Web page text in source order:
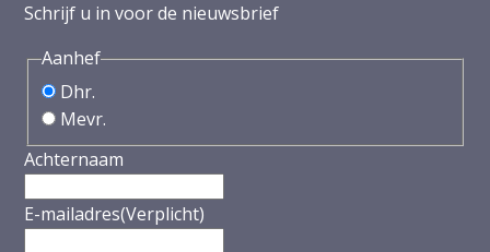
Schrijf u in voor de nieuwsbrief
Aanhef
Dhr.
Mevr.
Achternaam
E-mailadres(Verplicht)